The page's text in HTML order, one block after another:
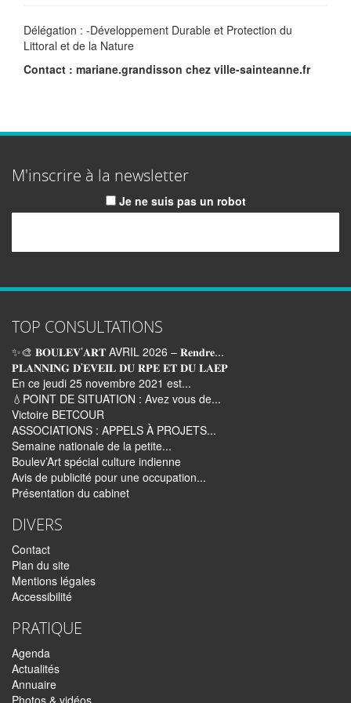
Délégation : -Développement Durable et Protection du
Littoral et de la Nature
Contact : mariane.grandisson chez ville-sainteanne.fr
M'inscrire à la newsletter
Je ne suis pas un robot
TOP CONSULTATIONS
✨🎨 𝐁𝐎𝐔𝐋𝐄𝐕’𝐀𝐑𝐓 AVRIL 2026 – 𝐑𝐞𝐧𝐝𝐫𝐞...
𝐏𝐋𝐀𝐍𝐍𝐈𝐍𝐆 𝐃’𝐄𝐕𝐄𝐈𝐋 𝐃𝐔 𝐑𝐏𝐄 𝐄𝐓 𝐃𝐔 𝐋𝐀𝐄𝐏
En ce jeudi 25 novembre 2021 est...
💧POINT DE SITUATION : Avez vous de...
Victoire BETCOUR
ASSOCIATIONS : APPELS À PROJETS...
Semaine nationale de la petite...
Boulev’Art spécial culture indienne
Avis de publicité pour une occupation...
Présentation du cabinet
DIVERS
Contact
Plan du site
Mentions légales
Accessibilité
PRATIQUE
Agenda
Actualités
Annuaire
Photos & vidéos